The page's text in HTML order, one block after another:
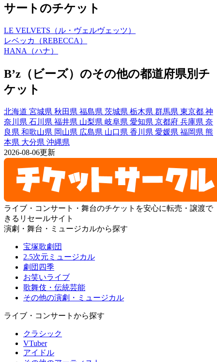
サートのチケット
LE VELVETS（ル・ヴェルヴェッツ）
レベッカ（REBECCA）
HANA（ハナ）
B’z（ビーズ）のその他の都道府県別チ
ケット
北海道 宮城県 秋田県 福島県 茨城県 栃木県 群馬県 東京都 神
奈川県 石川県 福井県 山梨県 岐阜県 愛知県 京都府 兵庫県 奈
良県 和歌山県 岡山県 広島県 山口県 香川県 愛媛県 福岡県 熊
本県 大分県 沖縄県
2026-08-06更新
ライブ・コンサート・舞台のチケットを安心に転売・譲渡で
きるリセールサイト
演劇・舞台・ミュージカルから探す
宝塚歌劇団
2.5次元ミュージカル
劇団四季
お笑いライブ
歌舞伎・伝統芸能
その他の演劇・ミュージカル
ライブ・コンサートから探す
クラシック
VTuber
アイドル